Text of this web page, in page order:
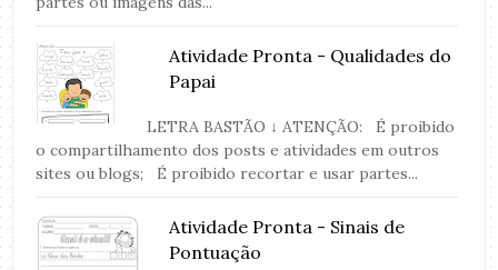
Atividade Pronta - Qualidades do
Papai
LETRA BASTÃO ↓ ATENÇÃO: É proibido
o compartilhamento dos posts e atividades em outros
sites ou blogs; É proibido recortar e usar partes...
Atividade Pronta - Sinais de
Pontuação